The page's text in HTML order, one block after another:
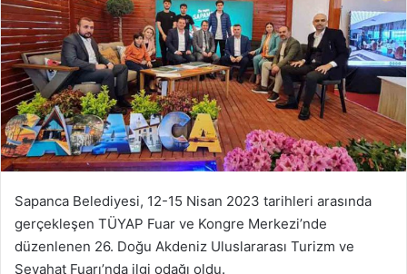
Sapanca Belediyesi, 12-15 Nisan 2023 tarihleri arasında
gerçekleşen TÜYAP Fuar ve Kongre Merkezi’nde
düzenlenen 26. Doğu Akdeniz Uluslararası Turizm ve
Seyahat Fuarı’nda ilgi odağı oldu.